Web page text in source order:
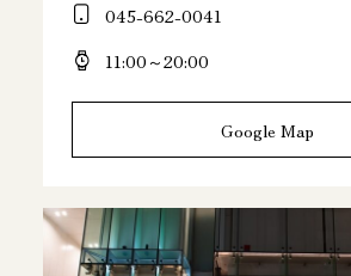
045-662-0041
11:00～20:00
Google Map